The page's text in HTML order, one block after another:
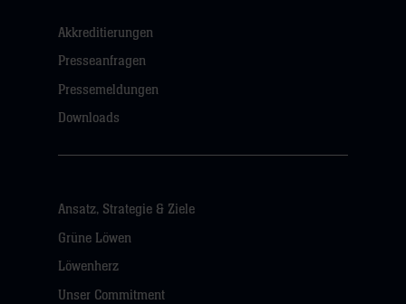
Akkreditierungen
Presseanfragen
Pressemeldungen
Downloads
Ansatz, Strategie & Ziele
Grüne Löwen
Löwenherz
Unser Commitment